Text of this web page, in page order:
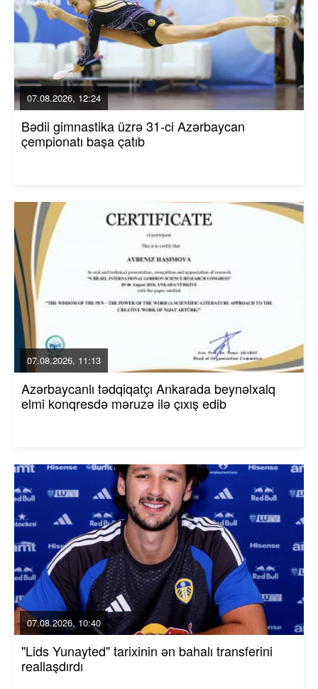
07.08.2026, 12:24
Bədii gimnastika üzrə 31-ci Azərbaycan
çempionatı başa çatıb
07.08.2026, 11:13
Azərbaycanlı tədqiqatçı Ankarada beynəlxalq
elmi konqresdə məruzə ilə çıxış edib
07.08.2026, 10:40
"Lids Yunayted" tarixinin ən bahalı transferini
reallaşdırdı